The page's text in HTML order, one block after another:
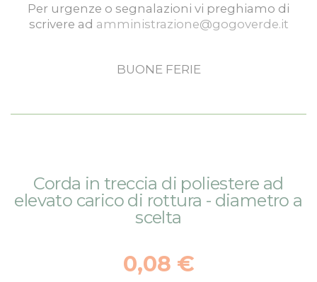
Per urgenze o segnalazioni vi preghiamo di
scrivere ad amministrazione@gogoverde.it
BUONE FERIE
fine
all'inizio
della
Corda in treccia di poliestere ad
elevato carico di rottura - diametro a
scelta
0,08 €